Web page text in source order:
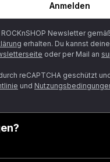
Anmelden
Newsletter
erhalten. Du kannst
oder per Mail an
reCAPTCHA geschützt
und